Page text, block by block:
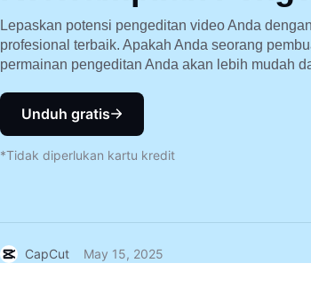
Lepaskan potensi pengeditan video Anda
profesional terbaik. Apakah Anda seorang
permainan pengeditan Anda akan lebih mudah
Unduh gratis
*Tidak diperlukan kartu kredit
CapCut May 15, 2025